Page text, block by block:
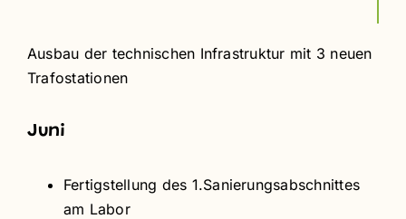
Ausbau der technischen Infrastruktur mit 3 neuen
Trafostationen
Juni
Fertigstellung des 1.Sanierungsabschnittes
am Labor